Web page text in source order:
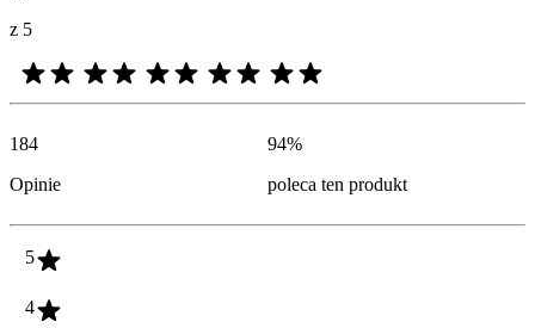
z 5
184
Opinie
94%
poleca ten produkt
5
4